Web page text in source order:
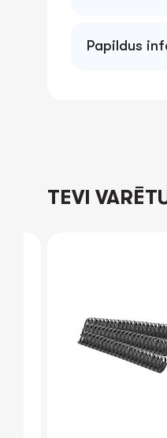
Papildus
TEVI